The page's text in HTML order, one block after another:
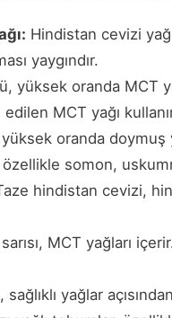
Hindistan cevizi
yaygındır.
yüksek oranda MCT
MCT yağı
yüksek oranda doymuş
özellikle somon,
hindistan cevizi,
MCT yağları
sağlıklı yağlar